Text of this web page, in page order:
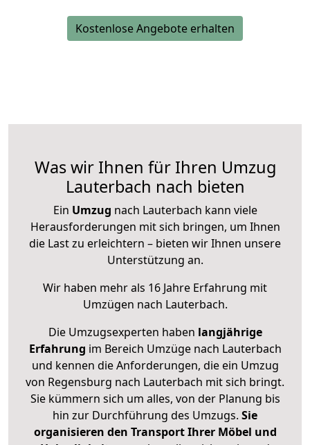
Kostenlose Angebote erhalten
Was wir Ihnen für Ihren Umzug
Lauterbach nach bieten
Ein Umzug nach Lauterbach kann viele
Herausforderungen mit sich bringen, um Ihnen
die Last zu erleichtern – bieten wir Ihnen unsere
Unterstützung an.
Wir haben mehr als 16 Jahre Erfahrung mit
Umzügen nach Lauterbach.
Die Umzugsexperten haben langjährige
Erfahrung im Bereich Umzüge nach Lauterbach
und kennen die Anforderungen, die ein Umzug
von Regensburg nach Lauterbach mit sich bringt.
Sie kümmern sich um alles, von der Planung bis
hin zur Durchführung des Umzugs. Sie
organisieren den Transport Ihrer Möbel und